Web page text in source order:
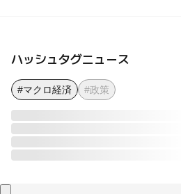
ハッシュタグニュース
#マクロ経済 #政策